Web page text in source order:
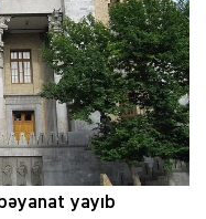
yayıb